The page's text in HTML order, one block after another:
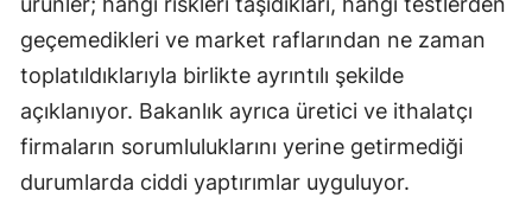
Karabük
Osmaniye
Düzce
geçemedikleri ve market raflarından ne zaman
toplatıldıklarıyla birlikte ayrıntılı şekilde
açıklanıyor. Bakanlık ayrıca üretici ve ithalatçı
firmaların sorumluluklarını yerine getirmediği
durumlarda ciddi yaptırımlar uyguluyor.